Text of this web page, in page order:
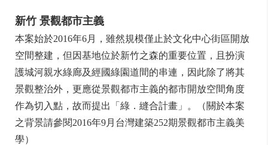
新竹 景觀都市主義
本案始於2016年6月，雖然規模僅止於文化中心街區開放
空間整建，但因基地位於新竹之森的重要位置，且扮演
護城河親水綠廊及經國綠園道間的串連，因此除了將其
景觀整治外，更應從景觀都市主義的都市開放空間角度
作為切入點，故而提出「綠．縫合計畫」。（關於本案
之背景請參閱2016年9月台灣建築252期景觀都市主義美
學）